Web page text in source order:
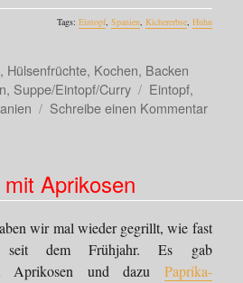
Tags: Eintopf, Spanien, Kichererbse, Huhn
, Hülsenfrüchte, Kochen, Backen
, Suppe/Eintopf/Curry Schlagwörter
Eintopf,
Schreibe einen Kommentarzu
Aprikosen
wir mal wieder gegrillt, wie fast
seit dem Frühjahr. Es gab
Aprikosen und dazu Paprika-